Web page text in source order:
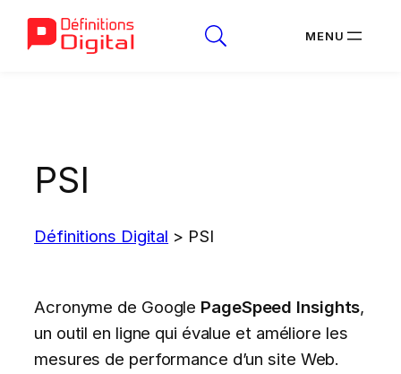
PSI
Définitions Digital > PSI
Acronyme de Google PageSpeed Insights,
un outil en ligne qui évalue et améliore les
mesures de performance d’un site Web.